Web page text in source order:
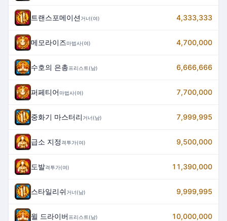
트랜스포메이션 거너(여) 4,333,333
메모라이즈마법사(여) 4,700,000
수호의 은총프리스트(남) 6,666,666
퍼페티어 마법사(여) 7,700,000
중화기 마스터리 거너(남) 7,999,995
급소 지정 격투가(여) 9,500,000
도발격투가(여) 11,390,000
스타일리쉬 거너(남) 9,999,995
윌 드라이버 프리스트(남) 10,000,000